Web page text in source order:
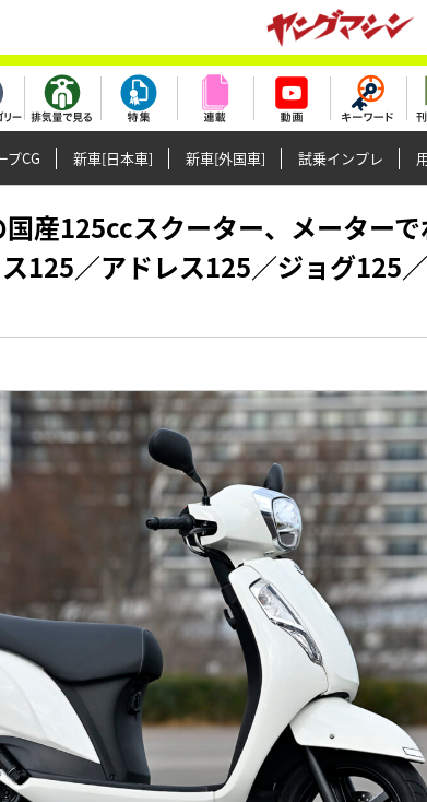
プCG 新車[日本車] 新車[外国車] 試乗インプレ
産125ccスクーター、メーター
125／アドレス125／ジョグ125